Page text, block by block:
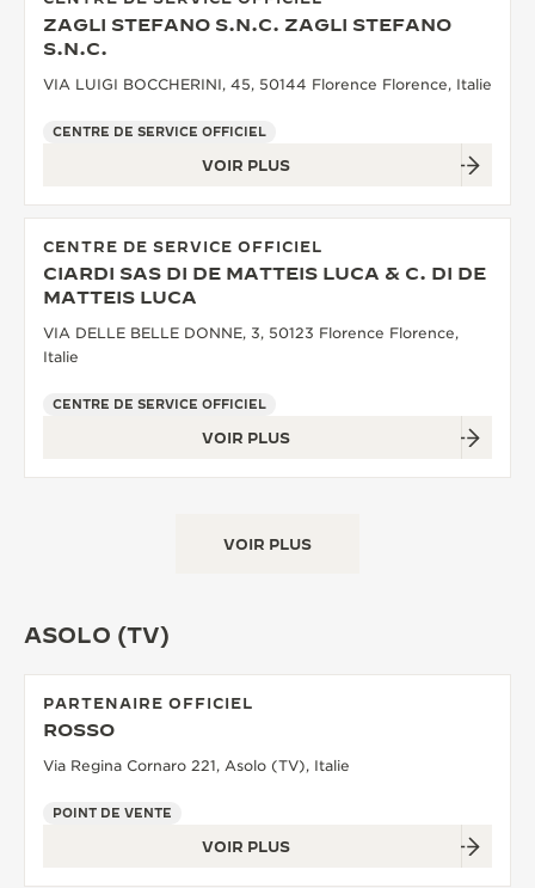
ZAGLI STEFANO S.N.C. ZAGLI STEFANO
S.N.C.
VIA LUIGI BOCCHERINI, 45, 50144 Florence Florence, Italie
CENTRE DE SERVICE OFFICIEL
VOIR PLUS
CENTRE DE SERVICE OFFICIEL
CIARDI SAS DI DE MATTEIS LUCA & C. DI DE
MATTEIS LUCA
VIA DELLE BELLE DONNE, 3, 50123 Florence Florence,
Italie
CENTRE DE SERVICE OFFICIEL
VOIR PLUS
VOIR PLUS
ASOLO (TV)
PARTENAIRE OFFICIEL
ROSSO
Via Regina Cornaro 221, Asolo (TV), Italie
POINT DE VENTE
VOIR PLUS